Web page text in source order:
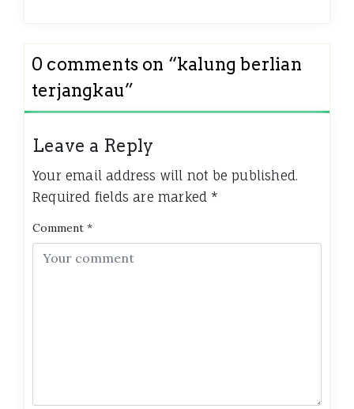
0 comments on “kalung berlian
terjangkau”
Leave a Reply
Your email address will not be published.
Required fields are marked *
Comment *